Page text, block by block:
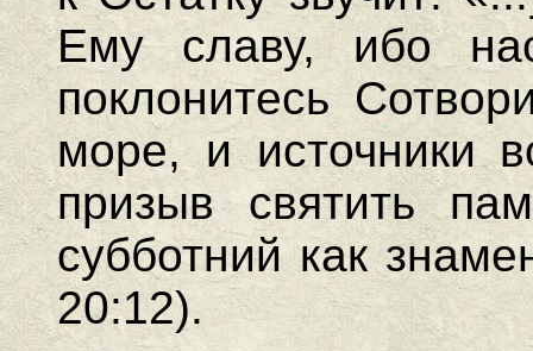
Ему славу, ибо
поклонитесь
море, и источники
призыв святить
субботний как
20:12).